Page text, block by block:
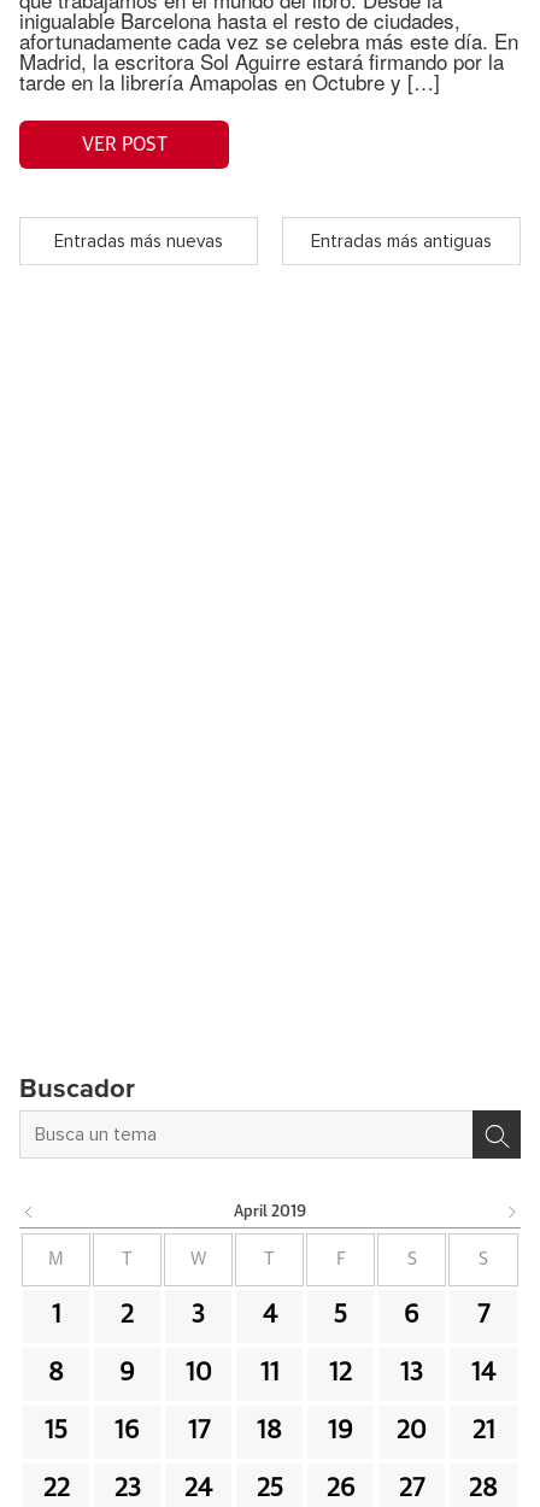
inigualable Barcelona hasta el resto de ciudades,
afortunadamente cada vez se celebra más este día. En
Madrid, la escritora Sol Aguirre estará firmando por la
tarde en la librería Amapolas en Octubre y […]
VER POST
Entradas más nuevas Entradas más antiguas
Buscador
April 2019
M W F S S
1 2 3 4 5 6 7
8 9 10 11 12 13 14
15 16 17 18 19 20 21
22 23 24 25 26 27 28